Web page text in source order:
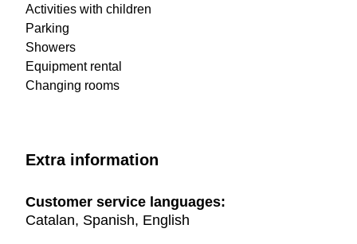
Activities with children
Parking
Showers
Equipment rental
Changing rooms
Extra information
Customer service languages:
Catalan, Spanish, English